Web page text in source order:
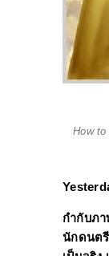
How
กำกับภ
นักดนต